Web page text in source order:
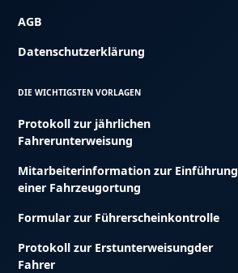
AGB
Datenschutzerklärung
DIE WICHTIGSTEN VORLAGEN
Protokoll zur jährlichen
Fahrerunterweisung
Mitarbeiterinformation zur Einführung
einer Fahrzeugortung
Formular zur Führerscheinkontrolle
Protokoll zur Erstunterweisungder
Fahrer